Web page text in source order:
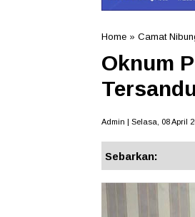
Home » Camat
Oknum
Admin | Selasa, 08 April
Sebarkan: